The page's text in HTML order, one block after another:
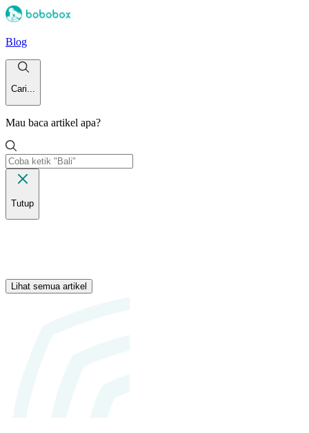
Blog
Cari...
Mau baca artikel apa?
Tutup
Lihat semua artikel